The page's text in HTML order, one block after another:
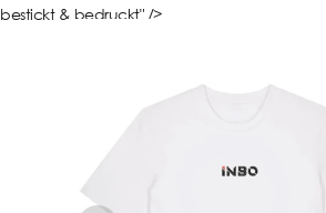
bestickt & bedruckt" />